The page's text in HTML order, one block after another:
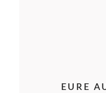
EURE